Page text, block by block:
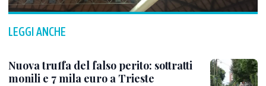
LEGGI ANCHE
Nuova truffa del falso perito: sottratti
monili e 7 mila euro a Trieste